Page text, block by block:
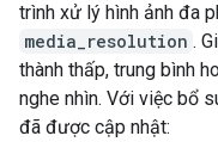
trình xử lý hình ảnh đa
media_resolution .
thành thấp, trung bình
nghe nhìn. Với việc bổ
đã được cập nhật: